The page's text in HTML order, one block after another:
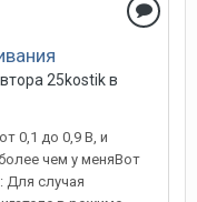
25kostikв
0,1 до 0,9 В, и
чем у меняВот
Для случая